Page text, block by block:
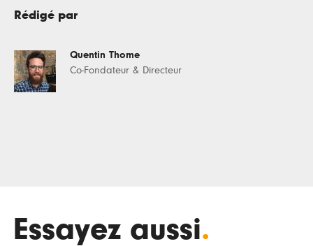
Rédigé par
Quentin Thome
Co-Fondateur & Directeur
Essayez aussi.